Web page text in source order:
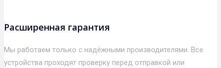
Расширенная гарантия
Мы работаем только с надёжными производителями. Все
устройства проходят проверку перед отправкой или